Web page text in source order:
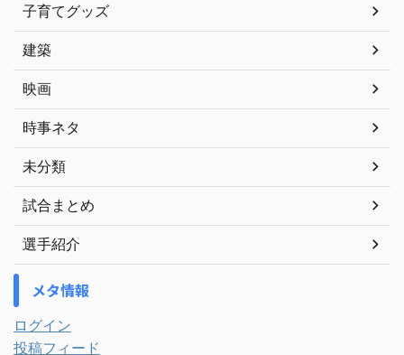
子育てグッズ
建築
映画
時事ネタ
未分類
試合まとめ
選手紹介
メタ情報
ログイン
投稿フィード